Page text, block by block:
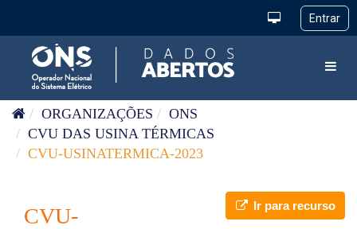
ORGANIZAÇÕES
ONS
CVU DAS USINA TÉRMICAS
CVU-USINATERMICA-2023
Ir para recurso
CVU-